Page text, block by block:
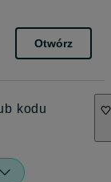
Otwórz
kodu